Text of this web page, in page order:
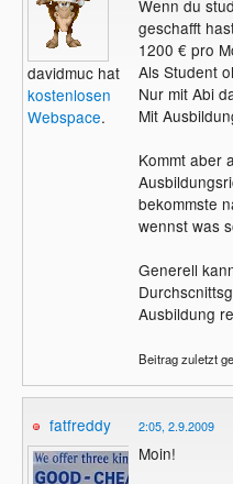
davidmuc hat
kostenlosen
Webspace.
Wenn du
geschafft
1200 € pro
Als Student
Nur mit Abi
Mit
Kommt aber
bekommste
wennst was
Generell
Ausbildung
Beitrag zuletzt
fatfreddy 2:05, 2.9.2009
Moin!